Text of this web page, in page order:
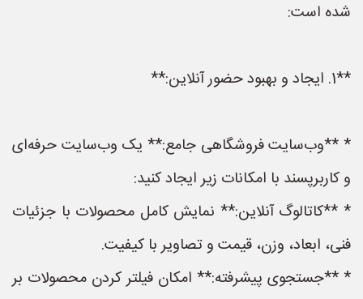
شده است:
**1. ایجاد و بهبود حضور آنلاین:**
* **وب‌سایت فروشگاهی جامع:** یک وب‌سایت حرفه‌ای
و کاربرپسند با امکانات زیر ایجاد کنید:
* **کاتالوگ آنلاین:** نمایش کامل محصولات با جزئیات
فنی، ابعاد، وزن، قیمت و تصاویر با کیفیت.
* **جستجوی پیشرفته:** امکان فیلتر کردن محصولات بر